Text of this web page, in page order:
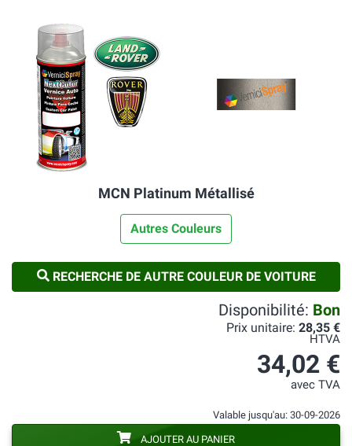
MCN Platinum Métallisé
Autres Couleurs
RECHERCHE DE AUTRE COULEUR DE VOITURE
Disponibilité: Bon
Prix unitaire: 28,35 €
HTVA
34,02 €
avec TVA
Valable jusqu'au: 30-09-2026
AJOUTER AU PANIER